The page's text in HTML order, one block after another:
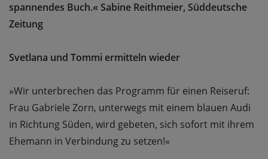
spannendes Buch.« Sabine Reithmeier, Süddeutsche
Zeitung
Svetlana und Tommi ermitteln wieder
»Wir unterbrechen das Programm für einen Reiseruf:
Frau Gabriele Zorn, unterwegs mit einem blauen Audi
in Richtung Süden, wird gebeten, sich sofort mit ihrem
Ehemann in Verbindung zu setzen!«